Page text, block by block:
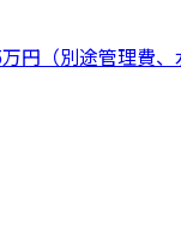
（別途管理費、